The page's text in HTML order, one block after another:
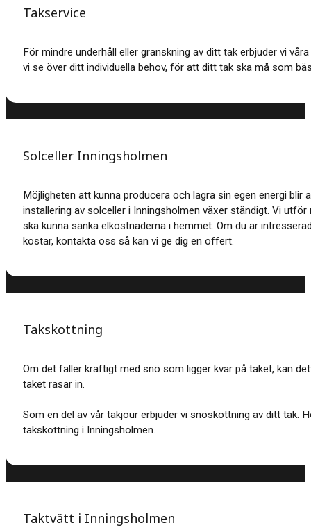
Takservice
För mindre underhåll eller granskning av ditt tak erbjuder vi
vi se över ditt individuella behov, för att ditt tak ska må som
Solceller Inningsholmen
Möjligheten att kunna producera och lagra sin egen energi
installering av solceller i Inningsholmen växer ständigt. Vi
ska kunna sänka elkostnaderna i hemmet. Om du är
kostar, kontakta oss så kan vi ge dig en offert.
Takskottning
Om det faller kraftigt med snö som ligger kvar på taket, kan
taket rasar in.
Som en del av vår takjour erbjuder vi snöskottning av ditt tak.
takskottning i Inningsholmen.
Taktvätt i Inningsholmen